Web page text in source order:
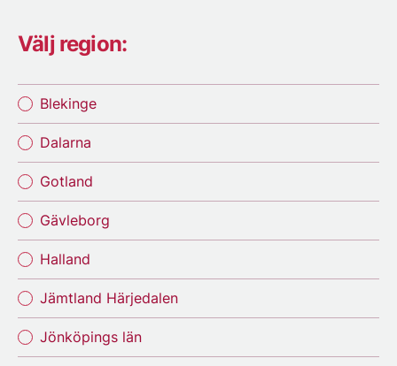
Välj region:
Blekinge
Dalarna
Gotland
Gävleborg
Halland
Jämtland Härjedalen
Jönköpings län